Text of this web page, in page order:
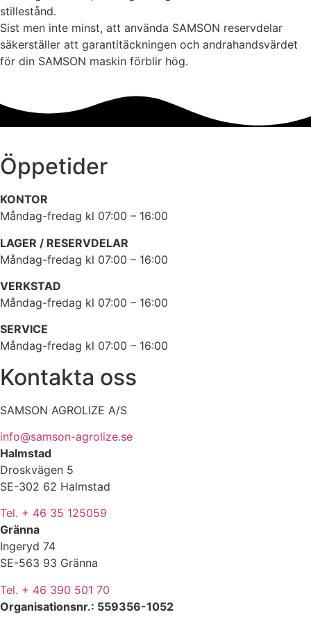
stillestånd.
Sist men inte minst, att använda SAMSON reservdelar
säkerställer att garantitäckningen och andrahandsvärdet
för din SAMSON maskin förblir hög.
Öppetider
KONTOR
Måndag-fredag kl 07:00 – 16:00
LAGER / RESERVDELAR
Måndag-fredag kl 07:00 – 16:00
VERKSTAD
Måndag-fredag kl 07:00 – 16:00
SERVICE
Måndag-fredag kl 07:00 – 16:00
Kontakta oss
SAMSON AGROLIZE A/S
info@samson-agrolize.se
Halmstad
Droskvägen 5
SE-302 62 Halmstad
Tel. + 46 35 125059
Gränna
Ingeryd 74
SE-563 93 Gränna
Tel. + 46 390 501 70
Organisationsnr.: 559356-1052